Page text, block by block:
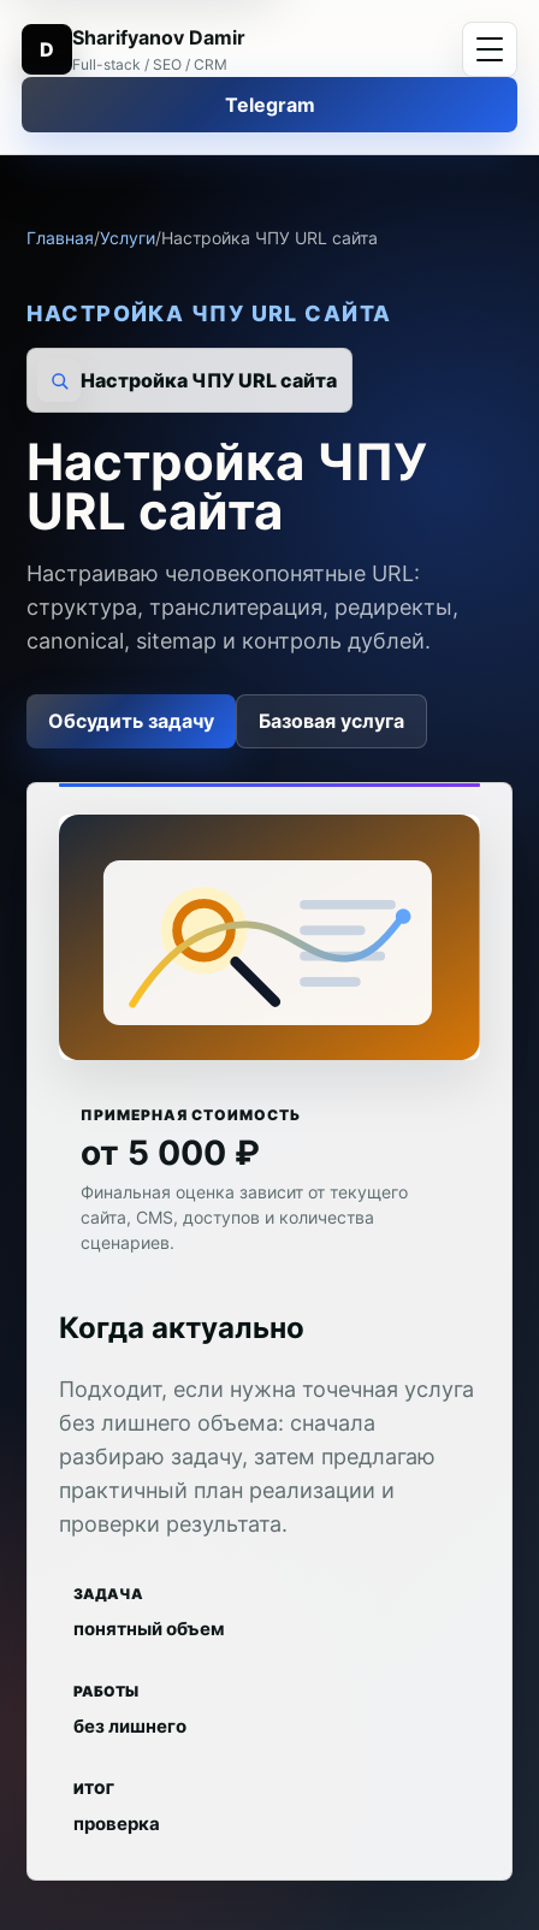
D Sharifyanov Damir
Full-stack / SEO / CRM
Telegram
Главная/Услуги/Настройка ЧПУ URL сайта
НАСТРОЙКА ЧПУ URL САЙТА
Настройка ЧПУ URL сайта
Настройка ЧПУ
URL сайта
Настраиваю человекопонятные URL:
структура, транслитерация, редиректы,
canonical, sitemap и контроль дублей.
Обсудить задачу Базовая услуга
ПРИМЕРНАЯ СТОИМОСТЬ
от 5 000 ₽
Финальная оценка зависит от текущего
сайта, CMS, доступов и количества
сценариев.
Когда актуально
Подходит, если нужна точечная услуга
без лишнего объема: сначала
разбираю задачу, затем предлагаю
практичный план реализации и
проверки результата.
ЗАДАЧА
понятный объем
РАБОТЫ
без лишнего
ИТОГ
проверка